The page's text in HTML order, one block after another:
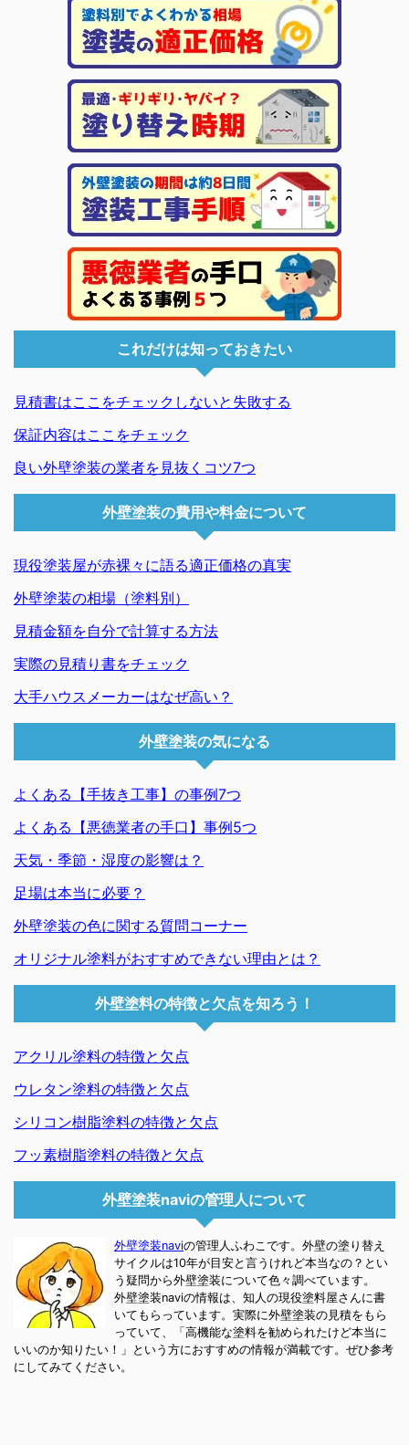
これだけは知っておきたい
見積書はここをチェックしないと失敗する
保証内容はここをチェック
良い外壁塗装の業者を見抜くコツ7つ
外壁塗装の費用や料金について
現役塗装屋が赤裸々に語る適正価格の真実
外壁塗装の相場（塗料別）
見積金額を自分で計算する方法
実際の見積り書をチェック
大手ハウスメーカーはなぜ高い？
外壁塗装の気になる
よくある【手抜き工事】の事例7つ
よくある【悪徳業者の手口】事例5つ
天気・季節・湿度の影響は？
足場は本当に必要？
外壁塗装の色に関する質問コーナー
オリジナル塗料がおすすめできない理由とは？
外壁塗料の特徴と欠点を知ろう！
アクリル塗料の特徴と欠点
ウレタン塗料の特徴と欠点
シリコン樹脂塗料の特徴と欠点
フッ素樹脂塗料の特徴と欠点
外壁塗装naviの管理人について
外壁塗装naviの管理人ふわこです。外壁の塗り替え
サイクルは10年が目安と言うけれど本当なの？とい
う疑問から外壁塗装について色々調べています。
外壁塗装naviの情報は、知人の現役塗料屋さんに書
いてもらっています。実際に外壁塗装の見積をもら
っていて、「高機能な塗料を勧められたけど本当に
いいのか知りたい！」という方におすすめの情報が満載です。ぜひ参考
にしてみてください。